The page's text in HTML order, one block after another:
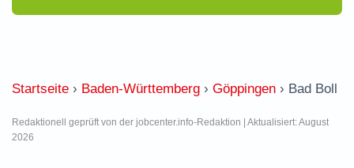
Startseite › Baden-Württemberg › Göppingen › Bad Boll
Redaktionell geprüft von der jobcenter.info-Redaktion | Aktualisiert: August
2026